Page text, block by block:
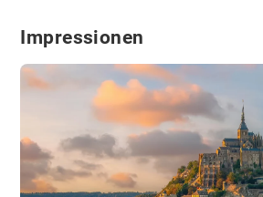
Impressionen